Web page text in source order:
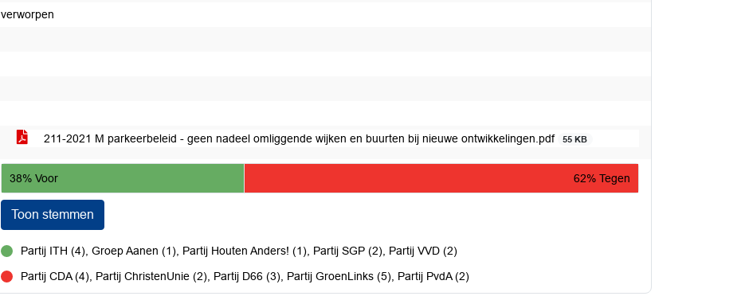
verworpen
211-2021 M parkeerbeleid - geen nadeel omliggende wijken en buurten bij nieuwe ontwikkelingen.pdf 55 KB
38% Voor 62% Tegen
Toon stemmen
Partij ITH (4), Groep Aanen (1), Partij Houten Anders! (1), Partij SGP (2), Partij VVD (2)
Partij CDA (4), Partij ChristenUnie (2), Partij D66 (3), Partij GroenLinks (5), Partij PvdA (2)